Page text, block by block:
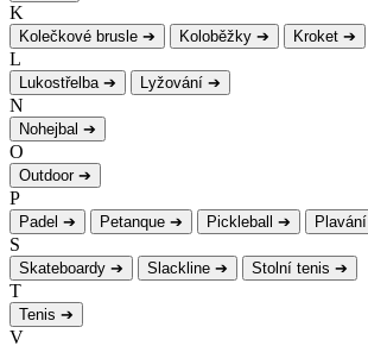
K
Kolečkové brusle ➔ Koloběžky ➔ Kroket ➔
L
Lukostřelba ➔ Lyžování ➔
N
Nohejbal ➔
O
Outdoor ➔
P
Padel ➔ Petanque ➔ Pickleball ➔ Plavání
S
Skateboardy ➔ Slackline ➔ Stolní tenis ➔
T
Tenis ➔
V